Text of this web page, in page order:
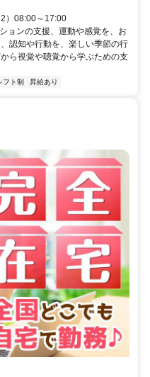
2）08:00～17:00
ョンの支援、運動や感覚を、お
認知や行動を、楽しい季節の行
ら視覚や聴覚から学ぶための支
フト制 昇給あり